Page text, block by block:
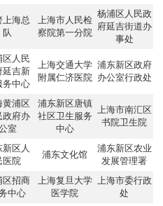
上海总
队
上海市人民检
察院第一分院
杨浦区人民政
府延吉街道办
事处
区人民
延吉新
务中心
上海交通大学
附属仁济医院
浦东新区政府
办公室行政处
黄浦区
政府办
室
浦东新区唐镇
社区卫生服务
中心
上海市南汇区
书院卫生院
新区人
医院
浦东文化馆
浦东新区农业
发展管理署
区招商
中心
上海复旦大学
医学院
上海市委行政
处